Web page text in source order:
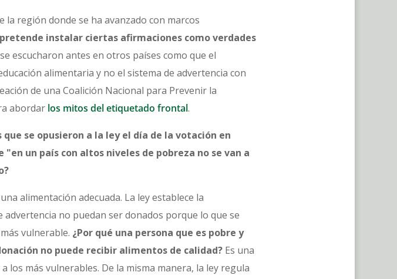
región donde se ha avanzado con marcos
instalar ciertas afirmaciones como verdades
escucharon antes en otros países como que el
alimentaria y no el sistema de advertencia con
de una Coalición Nacional para Prevenir la
abordar los mitos del etiquetado frontal.
se opusieron a la ley el día de la votación en
un país con altos niveles de pobreza no se van a
alimentación adecuada. La ley establece la
no puedan ser donados porque lo que se
vulnerable. ¿Por qué una persona que es pobre y
no puede recibir alimentos de calidad? Es una
los más vulnerables. De la misma manera, la ley regula